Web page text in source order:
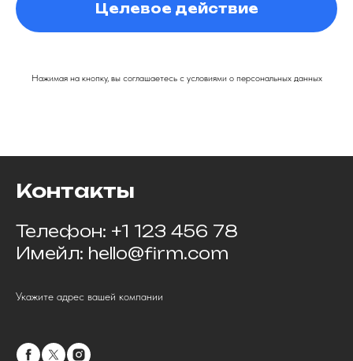
Целевое действие
Нажимая на кнопку, вы соглашаетесь с условиями о персональных данных
Контакты
Телефон: +1 123 456 78
Имейл: hello@firm.com
Укажите адрес вашей компании